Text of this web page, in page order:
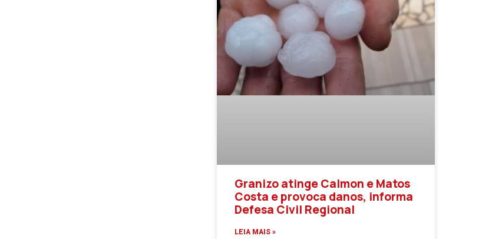
Granizo atinge Calmon e Matos
Costa e provoca danos, informa
Defesa Civil Regional
LEIA MAIS »